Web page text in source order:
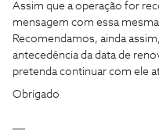
Assim que a operação for
mensagem com essa
Recomendamos, ainda
antecedência da data de
pretenda continuar com ele
Obrigado